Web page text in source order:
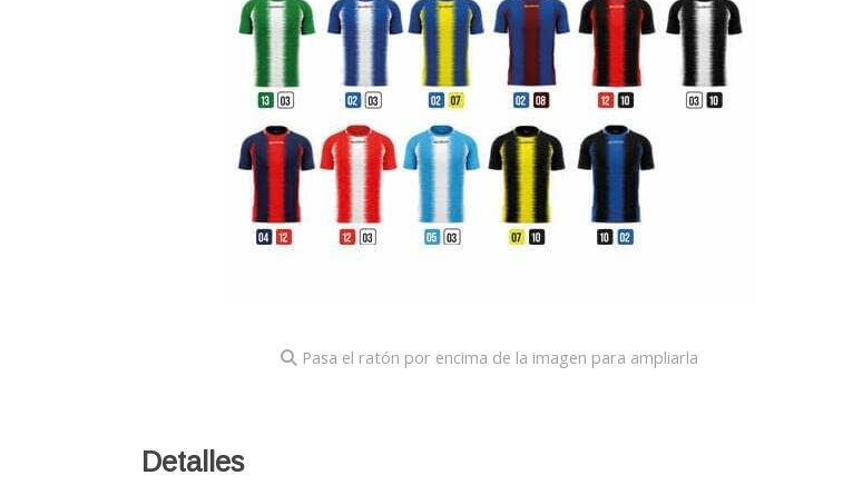
Pasa el ratón por encima de la imagen para ampliarla
Detalles